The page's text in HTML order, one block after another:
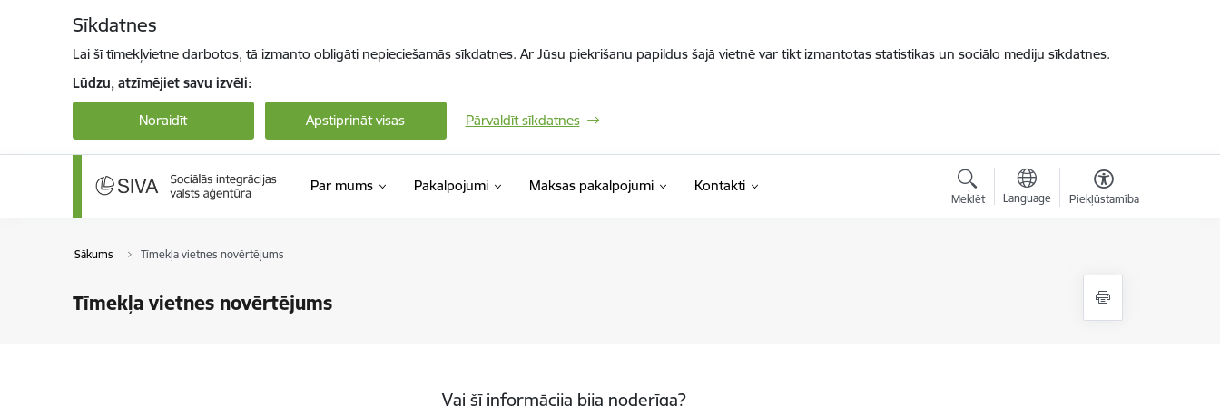
Sīkdatnes
Lai šī tīmekļvietne darbotos, tā izmanto obligāti nepieciešamās sīkdatnes. Ar Jūsu piekrišanu papildus šajā vietnē var tikt izmantotas statistikas un sociālo mediju sīkdatnes.
Lūdzu, atzīmējiet savu izvēli:
Noraidīt Apstiprināt visas Pārvaldīt sīkdatnes
Par mums Pakalpojumi Maksas pakalpojumi Kontakti
Meklēt Language Piekļūstamība
Sākums Tīmekļa vietnes novērtējums
Tīmekļa vietnes novērtējums
Vai šī informācija bija noderīga?